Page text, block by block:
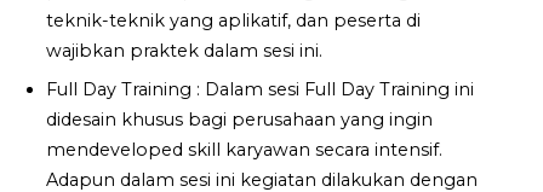
teknik-teknik yang aplikatif, dan peserta di
wajibkan praktek dalam sesi ini.
Full Day Training : Dalam sesi Full Day Training ini
didesain khusus bagi perusahaan yang ingin
mendeveloped skill karyawan secara intensif.
Adapun dalam sesi ini kegiatan dilakukan dengan